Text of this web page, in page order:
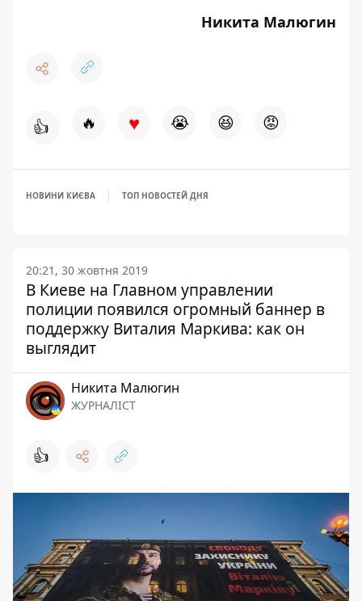
Никита Малюгин
👍 🔥 ♥ 😭 😆 😡
НОВИНИ КИЄВА ТОП НОВОСТЕЙ ДНЯ
20:21, 30 жовтня 2019
В Киеве на Главном управлении
полиции появился огромный баннер в
поддержку Виталия Маркива: как он
выглядит
Никита Малюгин
ЖУРНАЛІСТ
👍